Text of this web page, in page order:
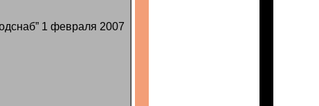
1 февраля 2007